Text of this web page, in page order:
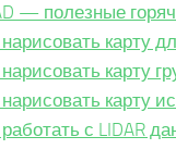
— полезные
карту
карту
карту
с LIDAR